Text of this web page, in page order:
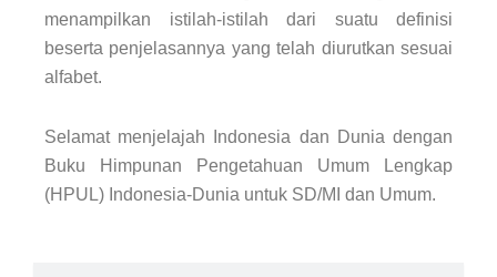
menampilkan istilah-istilah dari suatu definisi
beserta penjelasannya yang telah diurutkan sesuai
alfabet.
Selamat menjelajah Indonesia dan Dunia dengan
Buku Himpunan Pengetahuan Umum Lengkap
(HPUL) Indonesia-Dunia untuk SD/MI dan Umum.